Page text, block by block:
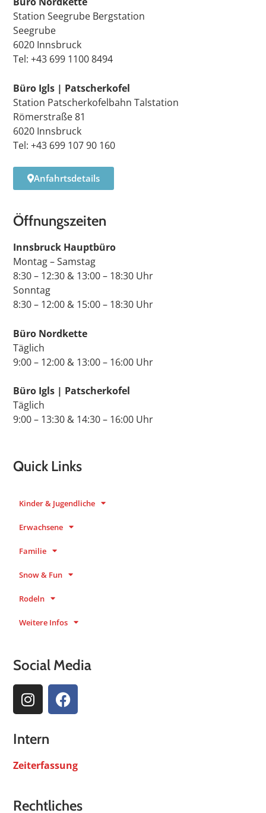
Station Seegrube Bergstation
Seegrube
6020 Innsbruck
Tel: +43 699 1100 8494
Büro Igls | Patscherkofel
Station Patscherkofelbahn Talstation
Römerstraße 81
6020 Innsbruck
Tel: +43 699 107 90 160
Anfahrtsdetails
Öffnungszeiten
Innsbruck Hauptbüro
Montag – Samstag
8:30 – 12:30 & 13:00 – 18:30 Uhr
Sonntag
8:30 – 12:00 & 15:00 – 18:30 Uhr
Büro Nordkette
Täglich
9:00 – 12:00 & 13:00 – 16:00 Uhr
Büro Igls | Patscherkofel
Täglich
9:00 – 13:30 & 14:30 – 16:00 Uhr
Quick Links
Kinder & Jugendliche
Erwachsene
Familie
Snow & Fun
Rodeln
Weitere Infos
Social Media
Intern
Zeiterfassung
Rechtliches